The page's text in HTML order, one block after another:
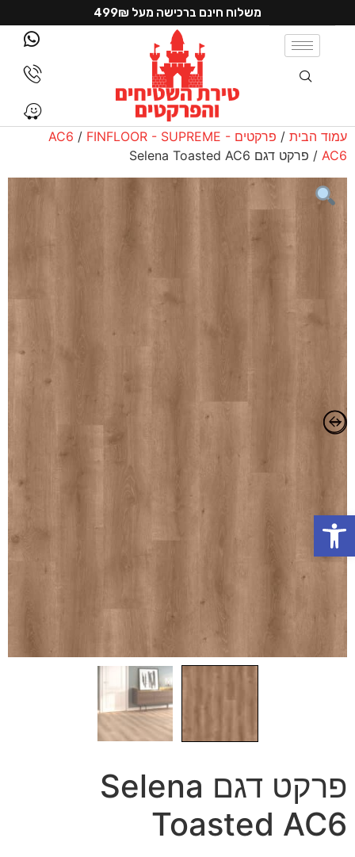
פתח סרגל נגישות
משלוח חינם ברכישה מעל 499₪
עמוד הבית / פרקטים AC6 / FINFLOOR - SUPREME -
AC6 / פרקט דגם Selena Toasted AC6
פרקט דגם Selena
Toasted AC6